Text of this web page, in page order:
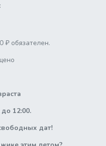
₽ обязателен.
12:00.
дат!